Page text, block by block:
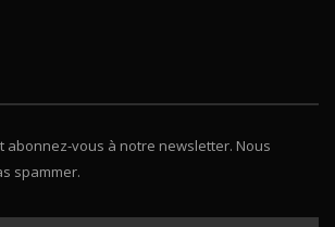
abonnez-vous à notre newsletter. Nous
spammer.